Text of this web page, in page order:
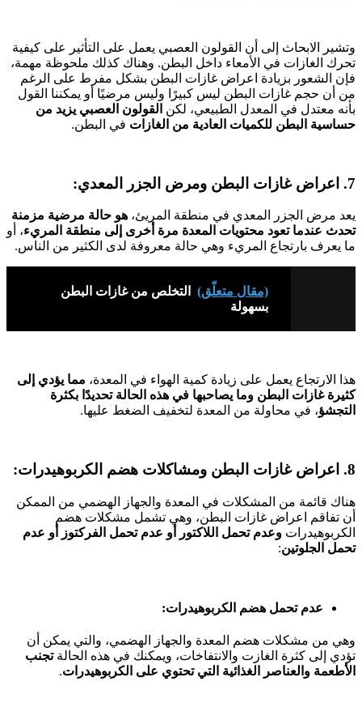
وتشير الابحاث إلى أن القولون العصبي يعمل على التأثير على كيفية
تحرك الغازات في الأمعاء داخل البطن. وهناك كذلك ملحوظة مهمة،
فإن الشعور بزيادة اعراض غازات البطن بشكل مفرط على الرغم
من أن حجم غازات البطن ليس كبيرًا وليس مرضيًا أو يمكننا القول
بأنه معتدل في المعدل الطبيعي، لكن القولون العصبي يزيد من
حساسية البطن للكميات العادية من الغازات في البطن.
7. اعراض غازات البطن ومرض الجزر المعدي:
يعد مرض الجزر المعدي في منطقة المريئ، هو حالة مرضية مزمنة
تحدث عندما تعود محتويات المعدة مرة أخرى إلى منطقة المريء، أو
ما يعرف بارتجاع المريء وهي حالة معروفة لدى الكثير من الناس.
(مقال متعلّق)
التخلص من غازات البطن
بسهولة
هذا الارتجاع يعمل على زيادة كمية الهواء في المعدة، مما يؤدي إلى
كثيرة غازات البطن وما يصاحبها في هذه الحالة تحديدًا بكثرة
التجشؤ، في محاولة من المعدة لتخفيف الضغط عليها.
8. اعراض غازات البطن ومشاكلات هضم الكربوهيدرات:
هناك قائمة من المشكلات في المعدة والجهاز الهضمي من الممكن
أن تفاقم اعراض غازات البطن، وهي تشمل مشكلات هضم
الكربوهيدرات وعدم تحمل اللاكتور أو عدم تحمل الفركتوز أو عدم
تحمل الجلوتين:
عدم تحمل هضم الكربوهيدرات:
وهي من مشكلات هضم المعدة والجهاز الهضمي، والتي يمكن أن
تؤدي إلى كثرة الغازت والانتفاخات، ويمكنك في هذه الحالةتجنب
الأطعمة والعناصر الغذائية التي تحتوي على الكربوهيدرات.